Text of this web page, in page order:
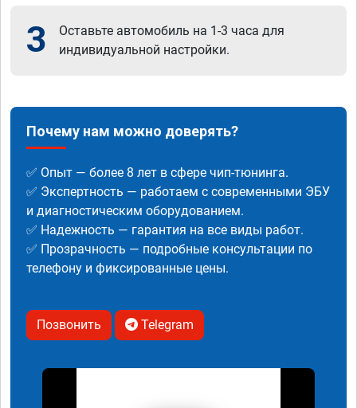
3
Оставьте автомобиль на 1-3 часа для
индивидуальной настройки.
Почему нам можно доверять?
✅ Опыт — более 8 лет в сфере чип-тюнинга.
✅ Экспертность — работаем с современными ЭБУ
и диагностическим оборудованием.
✅ Надежность — гарантия на все виды работ.
✅ Прозрачность — подробные консультации по
телефону и фиксированные цены.
Позвонить Telegram